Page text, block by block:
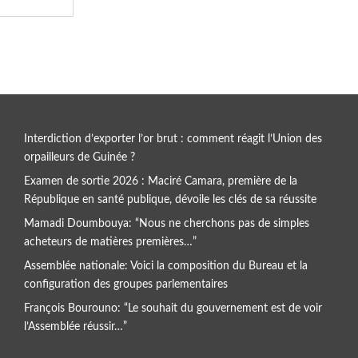
Interdiction d’exporter l’or brut : comment réagit l’Union des
orpailleurs de Guinée ?
Examen de sortie 2026 : Maciré Camara, première de la
République en santé publique, dévoile les clés de sa réussite
Mamadi Doumbouya: “Nous ne cherchons pas de simples
acheteurs de matières premières…”
Assemblée nationale: Voici la composition du Bureau et la
configuration des groupes parlementaires
François Bourouno: “Le souhait du gouvernement est de voir
l’Assemblée réussir…”